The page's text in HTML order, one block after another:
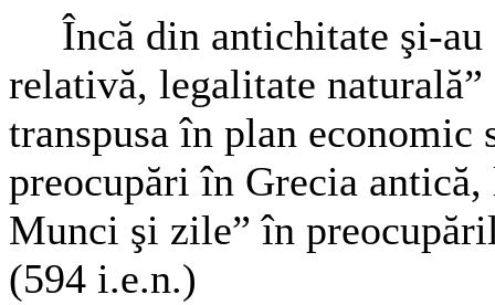
Încă din antichitate şi-
relativă, legalitate
transpusa în plan
preocupări în Grecia
Munci şi zile” în
(594 i.e.n.)